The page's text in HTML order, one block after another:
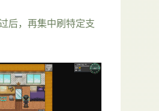
后，再集中刷特定支